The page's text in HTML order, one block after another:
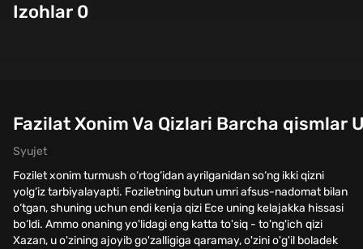
Izohlar 0
Fazilat Xonim Va Qizlari Barcha qismlar
Syujet
Fozilet xonim turmush o‘rtog‘idan ayrilganidan so‘ng ikki qizni
yolg‘iz tarbiyalayapti. Foziletning butun umri afsus-nadomat bilan
o‘tgan, shuning uchun endi kenja qizi Ece uning kelajakka hissasi
bo‘ldi. Ammo onaning yo'lidagi eng katta to'siq - to'ng'ich qizi
Xazan, u o'zining ajoyib go'zalligiga qaramay, o'zini o'g'il boladek